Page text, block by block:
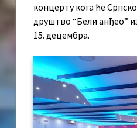
концерту кога ће
друштво “Бели анђео”
15. децембра.